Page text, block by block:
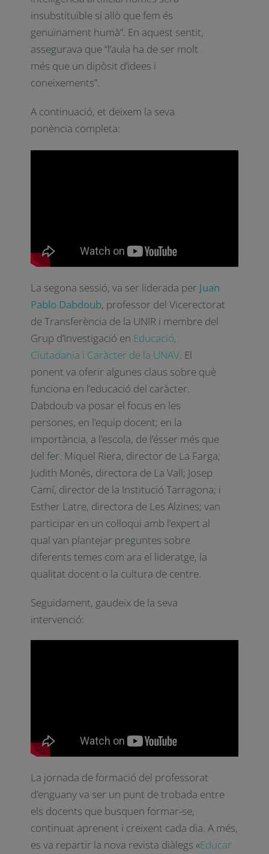
insubstituïble si allò que fem és
genuïnament humà”. En aquest sentit,
assegurava que “l’aula ha de ser molt
més que un dipòsit d’idees i
coneixements”.
A continuació, et deixem la seva
ponència completa:
La segona sessió, va ser liderada per Juan
Pablo Dabdoub, professor del Vicerectorat
de Transferència de la UNIR i membre del
Grup d’Investigació en Educació,
Ciutadania i Caràcter de la UNAV. El
ponent va oferir algunes claus sobre què
funciona en l’educació del caràcter.
Dabdoub va posar el focus en les
persones, en l’equip docent; en la
importància, a l’escola, de l’ésser més que
del fer. Miquel Riera, director de La Farga;
Judith Monés, directora de La Vall; Josep
Camí, director de la Institució Tarragona; i
Esther Latre, directora de Les Alzines; van
participar en un col·loqui amb l’expert al
qual van plantejar preguntes sobre
diferents temes com ara el lideratge, la
qualitat docent o la cultura de centre.
Seguidament, gaudeix de la seva
intervenció:
La jornada de formació del professorat
d’enguany va ser un punt de trobada entre
els docents que busquen formar-se,
continuat aprenent i creixent cada dia. A més,
es va repartir la nova revista diàlegs «Educar